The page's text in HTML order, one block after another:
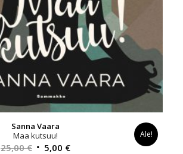
Sanna Vaara
Maa kutsuu!
25,00€ Alkuperäinen
5,00 €Nykyinen
Ale!